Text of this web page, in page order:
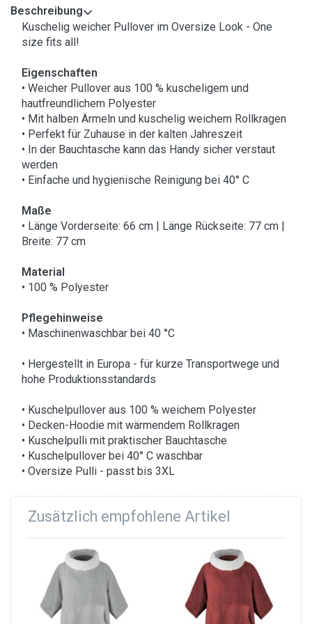
Beschreibung
Kuschelig weicher Pullover im Oversize Look - One
size fits all!
Eigenschaften
• Weicher Pullover aus 100 % kuscheligem und
hautfreundlichem Polyester
• Mit halben Ärmeln und kuschelig weichem Rollkragen
• Perfekt für Zuhause in der kalten Jahreszeit
• In der Bauchtasche kann das Handy sicher verstaut
werden
• Einfache und hygienische Reinigung bei 40° C
Maße
• Länge Vorderseite: 66 cm | Länge Rückseite: 77 cm |
Breite: 77 cm
Material
• 100 % Polyester
Pflegehinweise
• Maschinenwaschbar bei 40 °C
• Hergestellt in Europa - für kurze Transportwege und
hohe Produktionsstandards
• Kuschelpullover aus 100 % weichem Polyester
• Decken-Hoodie mit wärmendem Rollkragen
• Kuschelpulli mit praktischer Bauchtasche
• Kuschelpullover bei 40° C waschbar
• Oversize Pulli - passt bis 3XL
Zusätzlich empfohlene Artikel